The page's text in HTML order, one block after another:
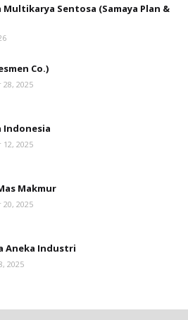
Multikarya Sentosa (Samaya Plan &
Co.)
2025
Indonesia
2025
Makmur
2025
Aneka Industri
2025